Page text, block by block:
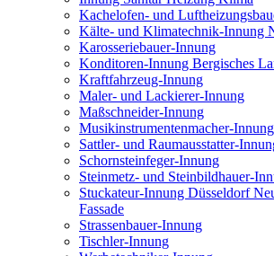
Kachelofen- und
Kälte- und Klimatechnik-Innung
Karosseriebauer-Innung
Konditoren-Innung Bergisches
Kraftfahrzeug-Innung
Maler- und Lackierer-Innung
Maßschneider-Innung
Musikinstrumentenmacher-Innung
Sattler- und Raumausstatter-
Schornsteinfeger-Innung
Steinmetz- und Steinbildhauer-
Stuckateur-Innung Düsseldorf
Fassade
Strassenbauer-Innung
Tischler-Innung